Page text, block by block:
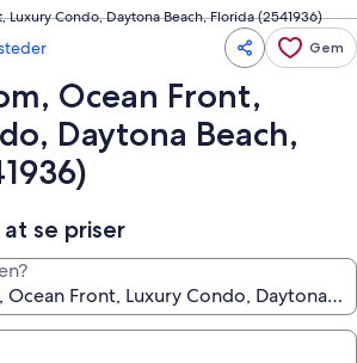
Condo, Daytona Beach, Florida (2541936)
Gem
Ocean Front,
Daytona Beach,
se priser